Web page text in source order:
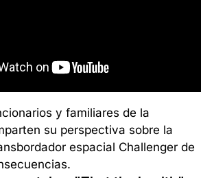
y familiares de la
su perspectiva sobre la
espacial Challenger de